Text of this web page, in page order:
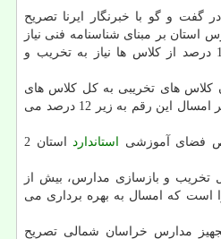
در گفت و گو با خبرنگار ایرنا تصریح
درس استان بر مبنای شناسنامه فنی نیاز
به مقاوم سازی و كمتر از 14 درصد از كلاس ها نیاز به تخریب و
كلاس های تخریبی به كل كلاس های
استان 14 درصد است كه تا آخر امسال این رقم به زیر 12 درصد می
فضای آموزشی استاندارد
استان 2
تخریب و بازسازی مدارس، بیش از
است كه امسال به بهره برداری می
مدارس خراسان شمالی تصریح